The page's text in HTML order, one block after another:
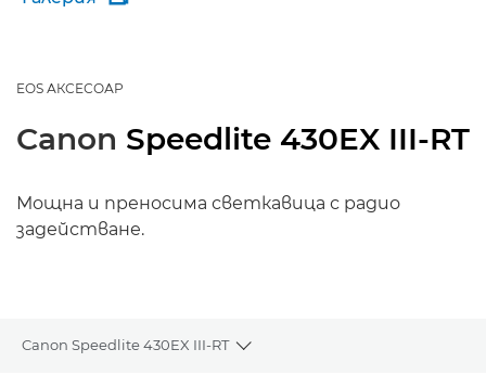
EOS АКСЕСОАР
Canon Speedlite 430EX III-RT
Мощна и преносима светкавица с радио
задействане.
Canon Speedlite 430EX III-RT
Toggle breadcrumbs